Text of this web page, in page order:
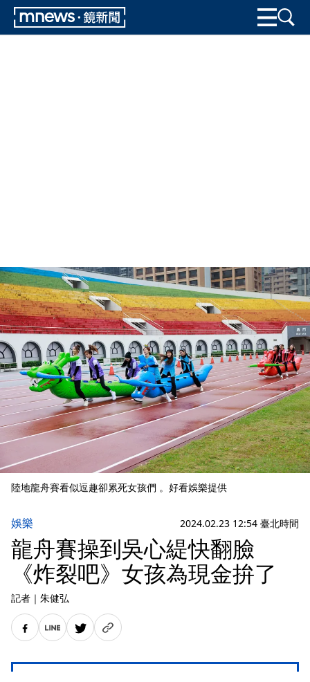
陸地龍舟賽看似逗趣卻累死女孩們 。好看娛樂提供
娛樂 2024.02.23 12:54 臺北時間
龍舟賽操到吳心緹快翻臉
《炸裂吧》女孩為現金拚了
記者 ｜ 朱健弘